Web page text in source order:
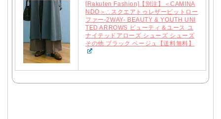
[Rakuten Fashion]【別注】＜CAMINA
NDO＞∴スクエアトゥレザービットロー
ファー-2WAY- BEAUTY & YOUTH UNI
TED ARROWS ビューティ＆ユース ユ
ナイテッドアローズ シューズ シューズ
その他 ブラック ベージュ【送料無料】